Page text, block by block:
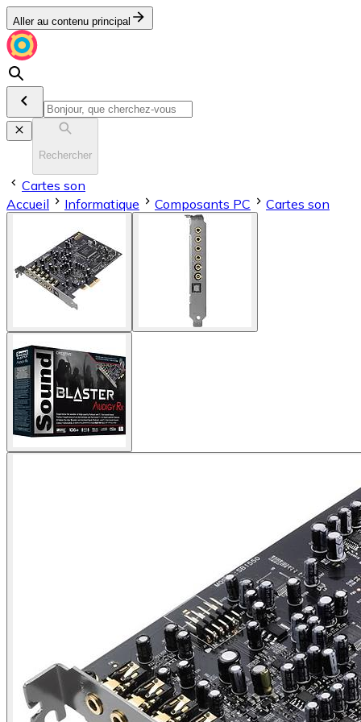
Aller au contenu principal
Rechercher
Cartes son
Accueil
Informatique Composants PC Cartes son